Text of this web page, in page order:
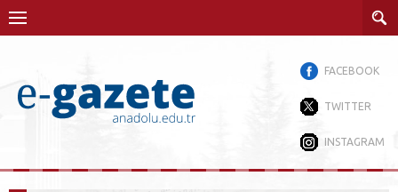
FACEBOOK
TWITTER
INSTAGRAM